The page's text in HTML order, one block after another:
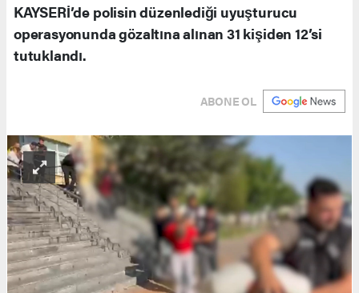
KAYSERİ’de polisin düzenlediği uyuşturucu
operasyonunda gözaltına alınan 31 kişiden 12’si
tutuklandı.
ABONE OL